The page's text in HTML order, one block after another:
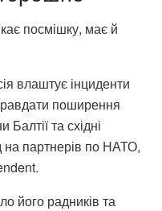
посмішку, має й
влаштує інциденти
поширення
Балтії та східні
партнерів по НАТО,
його радників та